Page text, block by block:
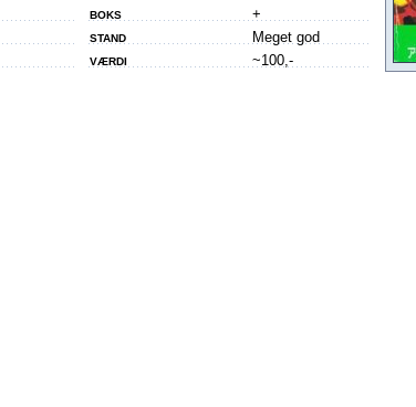
BOKS +
STAND Meget god
VÆRDI ~100,-